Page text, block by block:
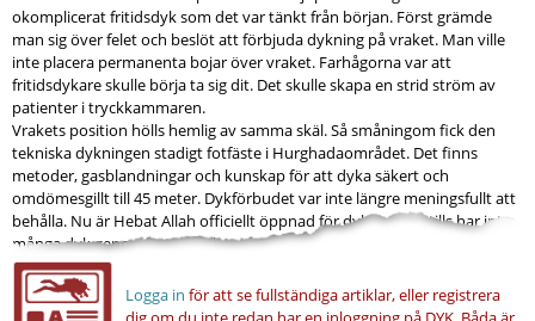
okomplicerat fritidsdyk som det var tänkt från början. Först grämde
man sig över felet och beslöt att förbjuda dykning på vraket. Man ville
inte placera permanenta bojar över vraket. Farhågorna var att
fritidsdykare skulle börja ta sig dit. Det skulle skapa en strid ström av
patienter i tryckkammaren.
Vrakets position hölls hemlig av samma skäl. Så småningom fick den
tekniska dykningen stadigt fotfäste i Hurghadaområdet. Det finns
metoder, gasblandningar och kunskap för att dyka säkert och
omdömesgillt till 45 meter. Dykförbudet var inte längre meningsfullt att
behålla. Nu är Hebat Allah officiellt öppnad för dykning. Hittills har inte
många dyk genomförts på platsen. Bland...
Logga in för att se fullständiga artiklar, eller registrera